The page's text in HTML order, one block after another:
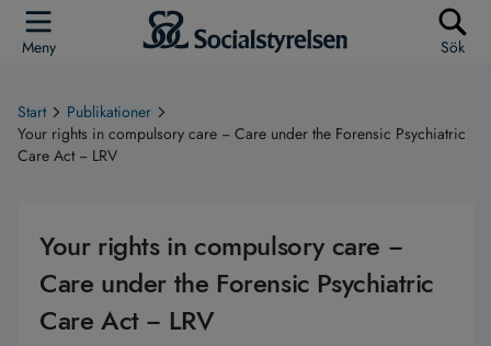
Meny Sök
Start
Publikationer
Your rights in compulsory care − Care under the Forensic Psychiatric
Care Act − LRV
Your rights in compulsory care −
Care under the Forensic Psychiatric
Care Act − LRV